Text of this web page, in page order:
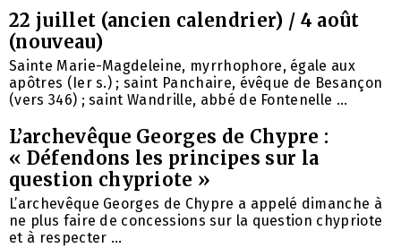
22 juillet (ancien calendrier) / 4 août
(nouveau)
Sainte Marie-Magdeleine, myrrhophore, égale aux
apôtres (Ier s.) ; saint Panchaire, évêque de Besançon
(vers 346) ; saint Wandrille, abbé de Fontenelle ...
L’archevêque Georges de Chypre :
« Défendons les principes sur la
question chypriote »
L’archevêque Georges de Chypre a appelé dimanche à
ne plus faire de concessions sur la question chypriote
et à respecter ...